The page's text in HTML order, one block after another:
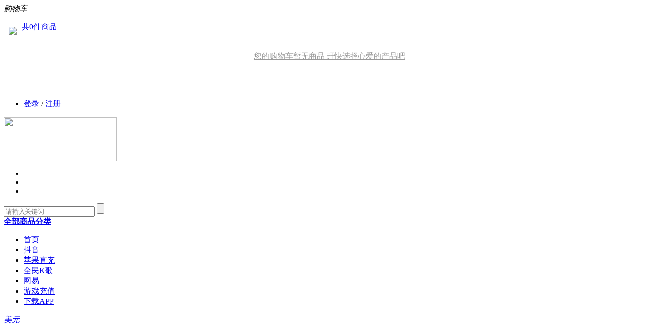
购物车
共0件商品
您的购物车暂无商品 赶快选择心爱的产品吧
登录 /注册
全部商品分类
首页
抖音
苹果直充
全民K歌
网易
游戏充值
下载APP
美元